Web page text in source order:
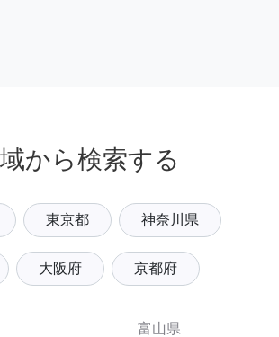
から検索する
東京都 神奈川県
大阪府 京都府
富山県